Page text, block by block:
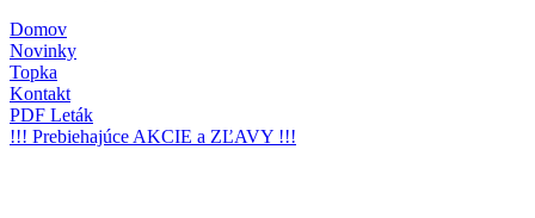
Domov
Novinky
Topka
Kontakt
PDF Leták
!!! Prebiehajúce AKCIE a ZĽAVY !!!